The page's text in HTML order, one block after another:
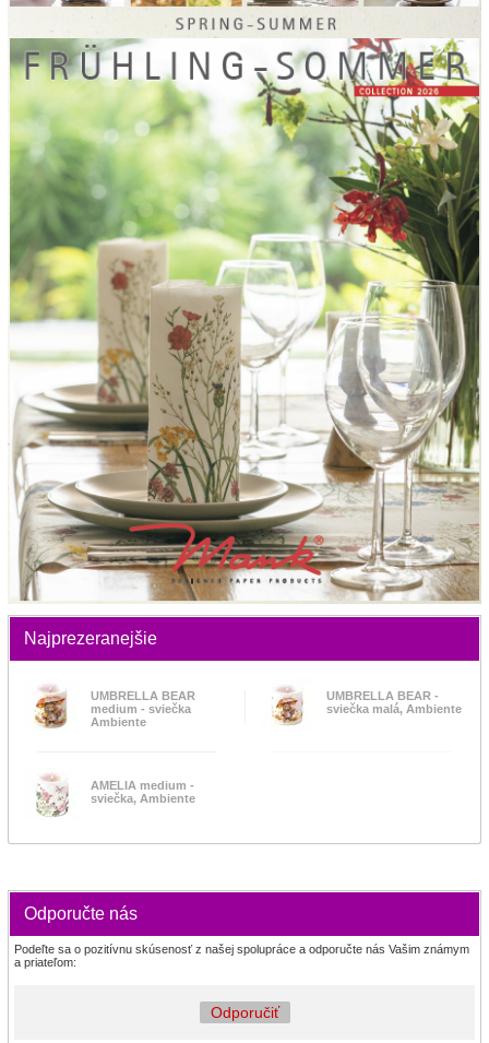
Najprezeranejšie
UMBRELLA BEAR
medium - sviečka
Ambiente
UMBRELLA BEAR -
sviečka malá, Ambiente
AMELIA medium -
sviečka, Ambiente
Odporučte nás
Podeľte sa o pozitívnu skúsenosť z našej spolupráce a odporučte nás Vašim známym
a priateľom:
Odporučiť